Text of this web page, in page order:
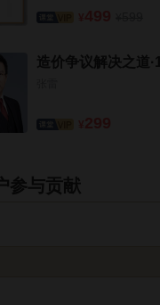
造价争议解决之道
参与贡献